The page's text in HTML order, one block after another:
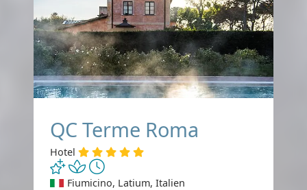
QC Terme Roma
Hotel
Fiumicino, Latium, Italien